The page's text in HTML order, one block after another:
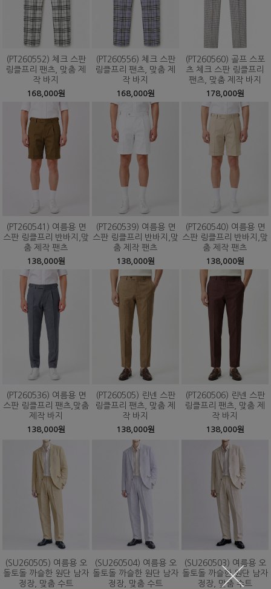
(PT260552) 체크 스판
링클프리 팬츠, 맞춤 제
작 바지
168,000원
(PT260556) 체크 스판
링클프리 팬츠, 맞춤 제
작 바지
168,000원
(PT260560) 골프 스포
츠 체크 스판 링클프리
팬츠, 맞춤 제작 바지
178,000원
(PT260541) 여름용 면
스판 링클프리 반바지,맞
춤 제작 팬츠
138,000원
(PT260539) 여름용 면
스판 링클프리 반바지,맞
춤 제작 팬츠
138,000원
(PT260540) 여름용 면
스판 링클프리 반바지,맞
춤 제작 팬츠
138,000원
(PT260536) 여름용 면
스판 링클프리 팬츠,맞춤
제작 바지
138,000원
(PT260505) 린넨 스판
링클프리 팬츠, 맞춤 제
작 바지
138,000원
(PT260506) 린넨 스판
링클프리 팬츠, 맞춤 제
작 바지
138,000원
(SU260505) 여름용 오
돌토돌 까슬한 원단 남자
정장, 맞춤 수트
(SU260504) 여름용 오
돌토돌 까슬한 원단 남자
정장, 맞춤 수트
(SU260503) 여름용 오
돌토돌 까슬한 원단 남자
정장, 맞춤 수트